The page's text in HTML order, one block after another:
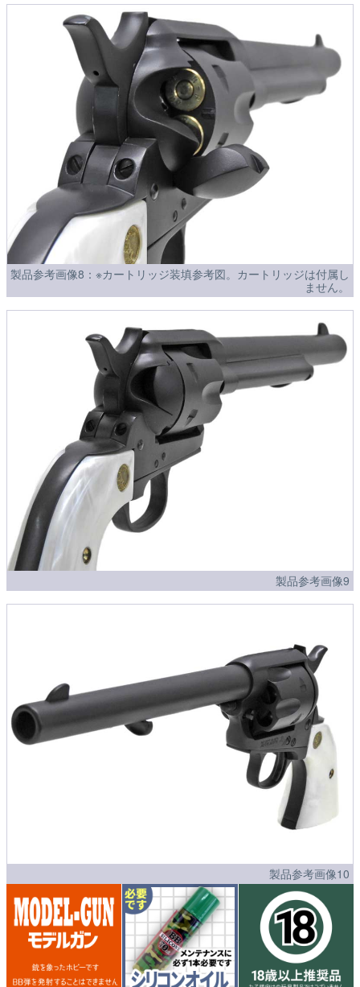
製品参考画像8：※カートリッジ装填参考図。カートリッジは付属し
ません。
製品参考画像9
製品参考画像10